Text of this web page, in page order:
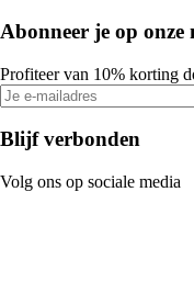
Abonneer je op onze
Profiteer van 10% korting
Blijf verbonden
Volg ons op sociale media